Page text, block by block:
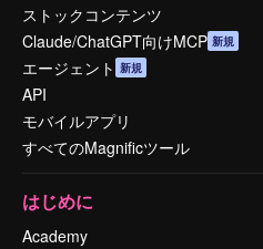
ストックコンテンツ
Claude/ChatGPT向けMCP 新規
エージェント 新規
API
モバイルアプリ
すべてのMagnificツール
はじめに
Academy